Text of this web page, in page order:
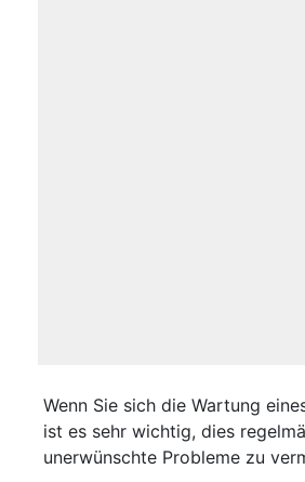
Wenn Sie sich die Wartung
ist es sehr wichtig, dies
unerwünschte Probleme zu